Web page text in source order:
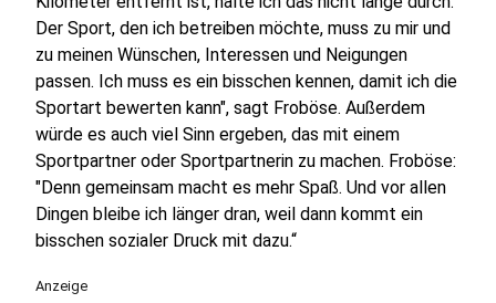
Der Sport, den ich betreiben möchte, muss zu mir und
zu meinen Wünschen, Interessen und Neigungen
passen. Ich muss es ein bisschen kennen, damit ich die
Sportart bewerten kann", sagt Froböse. Außerdem
würde es auch viel Sinn ergeben, das mit einem
Sportpartner oder Sportpartnerin zu machen. Froböse:
"Denn gemeinsam macht es mehr Spaß. Und vor allen
Dingen bleibe ich länger dran, weil dann kommt ein
bisschen sozialer Druck mit dazu.“
Anzeige